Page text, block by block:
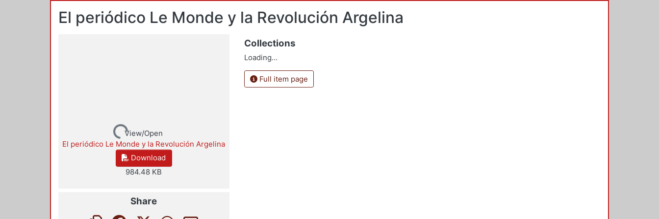
El periódico Le Monde y la Revolución Argelina
Loading...View/Open
El periódico Le Monde y la Revolución Argelina
Download
984.48 KB
Share
Collections
Loading...
Full item page